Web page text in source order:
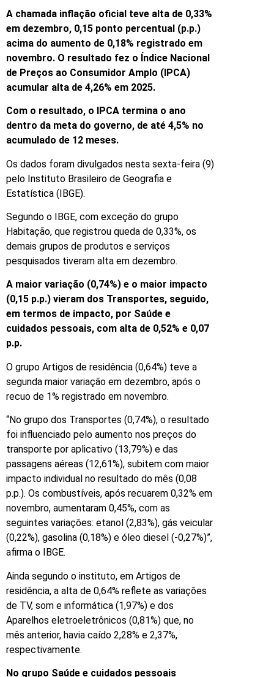
A chamada inflação oficial teve alta de 0,33%
em dezembro, 0,15 ponto percentual (p.p.)
acima do aumento de 0,18% registrado em
novembro. O resultado fez o Índice Nacional
de Preços ao Consumidor Amplo (IPCA)
acumular alta de 4,26% em 2025.
Com o resultado, o IPCA termina o ano
dentro da meta do governo, de até 4,5% no
acumulado de 12 meses.
Os dados foram divulgados nesta sexta-feira (9)
pelo Instituto Brasileiro de Geografia e
Estatística (IBGE).
Segundo o IBGE, com exceção do grupo
Habitação, que registrou queda de 0,33%, os
demais grupos de produtos e serviços
pesquisados tiveram alta em dezembro.
A maior variação (0,74%) e o maior impacto
(0,15 p.p.) vieram dos Transportes, seguido,
em termos de impacto, por Saúde e
cuidados pessoais, com alta de 0,52% e 0,07
p.p.
O grupo Artigos de residência (0,64%) teve a
segunda maior variação em dezembro, após o
recuo de 1% registrado em novembro.
“No grupo dos Transportes (0,74%), o resultado
foi influenciado pelo aumento nos preços do
transporte por aplicativo (13,79%) e das
passagens aéreas (12,61%), subitem com maior
impacto individual no resultado do mês (0,08
p.p.). Os combustíveis, após recuarem 0,32% em
novembro, aumentaram 0,45%, com as
seguintes variações: etanol (2,83%), gás veicular
(0,22%), gasolina (0,18%) e óleo diesel (-0,27%)”,
afirma o IBGE.
Ainda segundo o instituto, em Artigos de
residência, a alta de 0,64% reflete as variações
de TV, som e informática (1,97%) e dos
Aparelhos eletroeletrônicos (0,81%) que, no
mês anterior, havia caído 2,28% e 2,37%,
respectivamente.
No grupo Saúde e cuidados pessoais